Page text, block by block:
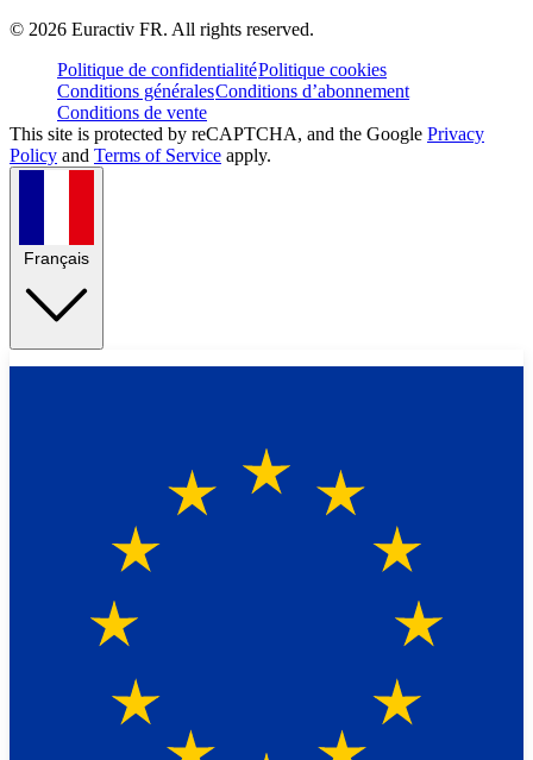
© 2026 Euractiv FR. All rights reserved.
Politique de confidentialitéPolitique cookies
Conditions généralesConditions d’abonnement
Conditions de vente
This site is protected by reCAPTCHA, and the Google Privacy
Policy and Terms of Service apply.
Français